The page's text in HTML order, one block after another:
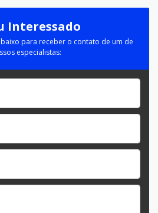
Interessado
para receber o contato de um de
especialistas: